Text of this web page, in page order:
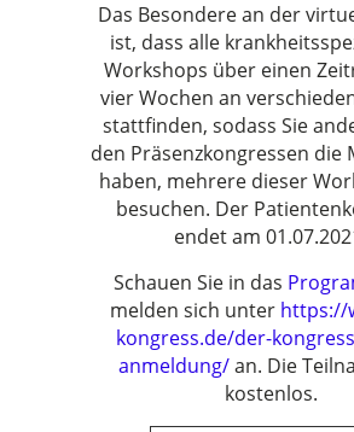
Das Besondere an der
ist, dass alle
Workshops über einen
vier Wochen an
stattfinden, sodass Sie
den Präsenzkongressen die
haben, mehrere dieser
besuchen. Der
endet am
Schauen Sie in das
melden sich unter https://
kongress.de/der-
anmeldung/an. Die
kostenlos.